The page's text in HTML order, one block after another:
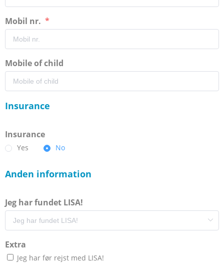
Mobil nr.
Mobile of child
Insurance
Insurance
Yes No
Anden information
Jeg har fundet LISA!
Extra
Jeg har før rejst med LISA!